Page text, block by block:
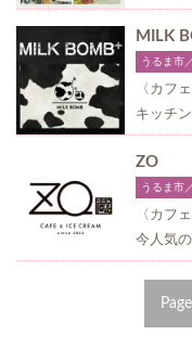
MILK
うるま市
〈カフ
ZO
うるま市
〈カフ
今人気